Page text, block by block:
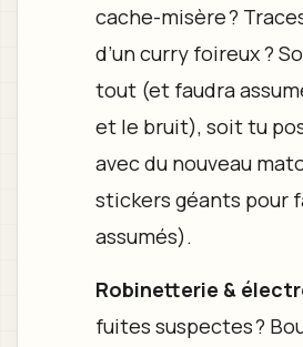
cache-misère ?
d’un curry foireux ?
tout (et faudra
et le bruit), soit tu
avec du nouveau
stickers géants pour
assumés).
Robinetterie &
fuites suspectes ?